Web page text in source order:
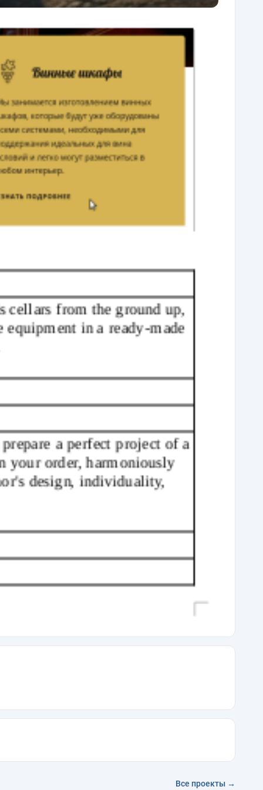
Все проекты →